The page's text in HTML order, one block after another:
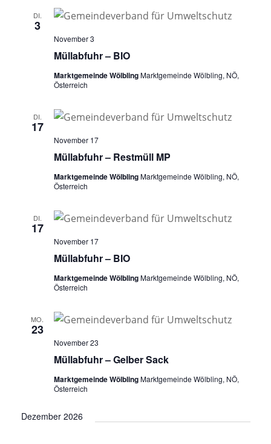
DI.
3
Müllabfuhr – BIO
November 3
Marktgemeinde WölblingMarktgemeinde Wölbling, NÖ,
Österreich
DI.
17
Müllabfuhr – Restmüll MP
November 17
Marktgemeinde WölblingMarktgemeinde Wölbling, NÖ,
Österreich
DI.
17
Müllabfuhr – BIO
November 17
Marktgemeinde WölblingMarktgemeinde Wölbling, NÖ,
Österreich
MO.
23
Müllabfuhr – Gelber Sack
November 23
Marktgemeinde WölblingMarktgemeinde Wölbling, NÖ,
Österreich
Dezember 2026